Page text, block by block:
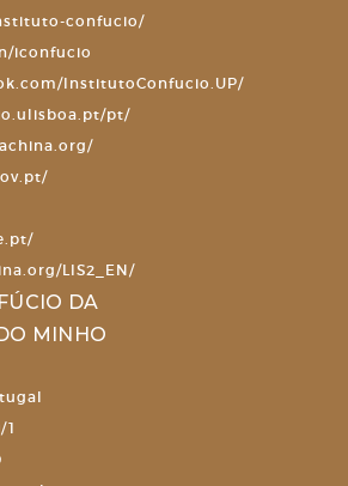
confucio/
iconfucio
InstitutoConfucio.UP/
pt/
LIS2_EN/
DA
MINHO
1